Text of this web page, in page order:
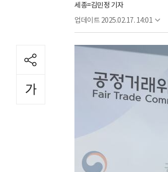
세종=김민정 기자
업데이트 2025.02.17. 14:01